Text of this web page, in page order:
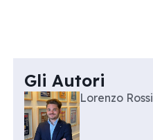
Gli Autori
Lorenzo Rossi